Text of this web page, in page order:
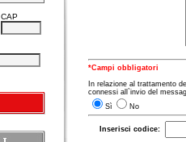
CAP
*Campi obbligatori
In relazione al trattamento
connessi all`invio del
Sì
No
Inserisci codice: